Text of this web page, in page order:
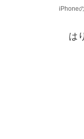
iPhone
は